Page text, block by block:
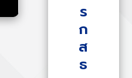
ร
ก
ส
ธ